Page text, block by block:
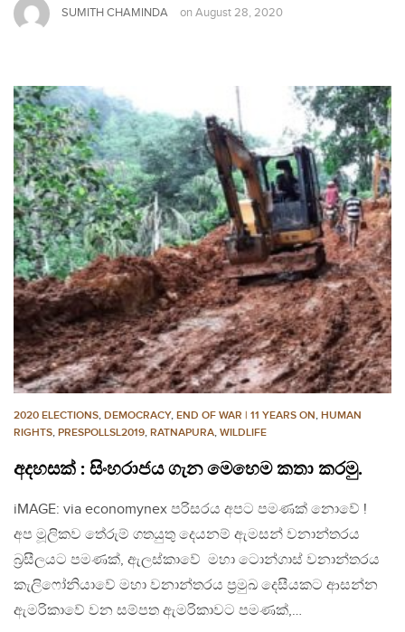
SUMITH CHAMINDA on August 28, 2020
2020 ELECTIONS, DEMOCRACY, END OF WAR | 11 YEARS ON, HUMAN
RIGHTS, PRESPOLLSL2019, RATNAPURA, WILDLIFE
අදහසක් : සිංහරාජය ගැන මෙහෙම කතා කරමු.
iMAGE: via economynex පරිසරය අපට පමණක් නොවේ !
අප මූලිකව තේරුම් ගතයුතු දෙයනම් ඇමසන් වනාන්ත‍රය
බ්‍රසීලයට පමණක්, ඇලස්කාවේ මහා ටොන්ගාස් වනාන්තරය
කැලිෆෝනියාවේ මහා වනාන්තරය ප්‍රමුඛ දෙසීයකට ආසන්න
ඇමරිකාවේ වන සම්පත ඇමරිකාවට පමණක්,…